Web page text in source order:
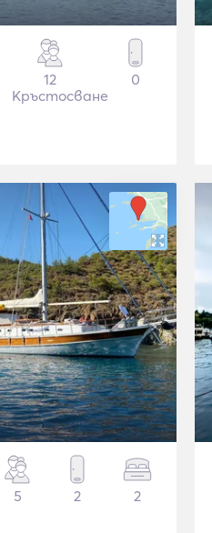
12
Кръстосване
0
5 2 2